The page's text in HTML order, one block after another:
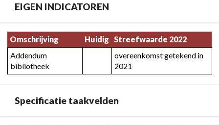
milieu
Vestigingen
EIGEN INDICATOREN
Terug
naar
navigatie
Cultuur,
Omschrijving Huidig
Streefwaarde 2022
Addendum
bibliotheek
overeenkomst getekend in
2021
Specificatie taakvelden